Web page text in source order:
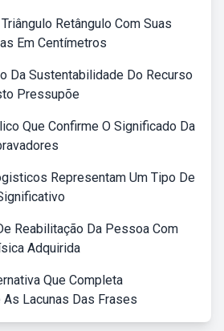
Retângulo Com Suas
Em Centímetros
Da Sustentabilidade Do Recurso
Pressupõe
Que Confirme O Significado Da
Representam Um Tipo De
Reabilitação Da Pessoa Com
Adquirida
Que Completa
Lacunas Das Frases